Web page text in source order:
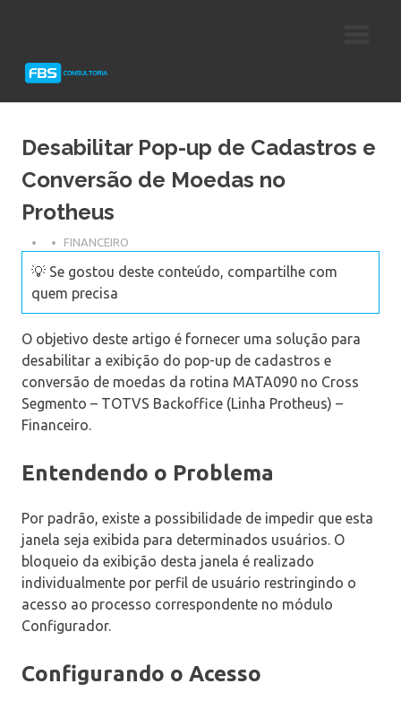
Protheus
Desabilitar Pop-up de Cadastros e
Conversão de Moedas no
Protheus
FINANCEIRO
💡 Se gostou deste conteúdo, compartilhe com
quem precisa
O objetivo deste artigo é fornecer uma solução para
desabilitar a exibição do pop-up de cadastros e
conversão de moedas da rotina MATA090 no Cross
Segmento – TOTVS Backoffice (Linha Protheus) –
Financeiro.
Entendendo o Problema
Por padrão, existe a possibilidade de impedir que esta
janela seja exibida para determinados usuários. O
bloqueio da exibição desta janela é realizado
individualmente por perfil de usuário restringindo o
acesso ao processo correspondente no módulo
Configurador.
Configurando o Acesso